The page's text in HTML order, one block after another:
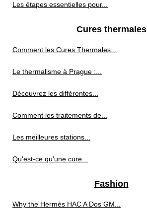
Les étapes essentielles pour...
Cures thermales
Comment les Cures Thermales...
Le thermalisme à Prague :...
Découvrez les différentes...
Comment les traitements de...
Les meilleures stations...
Qu'est-ce qu'une cure...
Fashion
Why the Hermès HAC A Dos GM...